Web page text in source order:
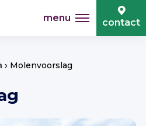
menu contact
› Molenvoorslag